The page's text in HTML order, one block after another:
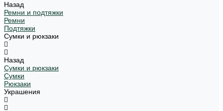
Назад
Ремни и подтяжки
Ремни
Подтяжки
Сумки и рюкзаки
Назад
Сумки и рюкзаки
Сумки
Рюкзаки
Украшения